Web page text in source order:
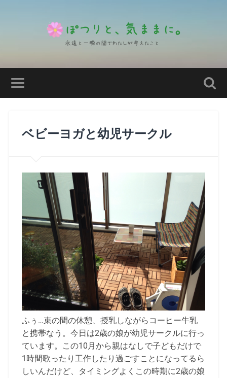
ベビーヨガと幼児サークル
ふぅ…束の間の休憩、授乳しながらコーヒー牛乳
と携帯なう。今日は2歳の娘が幼児サークルに行っ
ています。この10月から親はなしで子どもだけで
1時間歌ったり工作したり過ごすことになってるら
しいんだけど、タイミングよくこの時期に2歳の娘